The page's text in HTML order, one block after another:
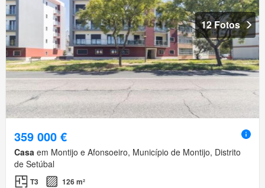
12 Fotos
359 000 €
Casa em Montijo e Afonsoeiro, Município de Montijo, Distrito
de Setúbal
T3 126 m²